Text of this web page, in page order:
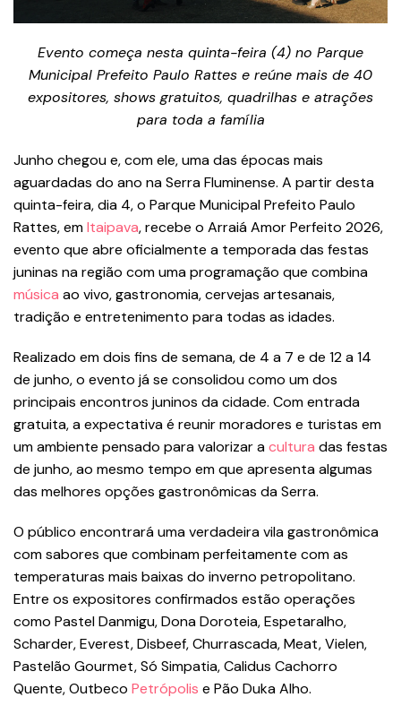
Evento começa nesta quinta-feira (4) no Parque
Municipal Prefeito Paulo Rattes e reúne mais de 40
expositores, shows gratuitos, quadrilhas e atrações
para toda a família
Junho chegou e, com ele, uma das épocas mais
aguardadas do ano na Serra Fluminense. A partir desta
quinta-feira, dia 4, o Parque Municipal Prefeito Paulo
Rattes, emItaipava, recebe o Arraiá Amor Perfeito 2026,
evento que abre oficialmente a temporada das festas
juninas na região com uma programação que combina
música ao vivo, gastronomia, cervejas artesanais,
tradição e entretenimento para todas as idades.
Realizado em dois fins de semana, de 4 a 7 e de 12 a 14
de junho, o evento já se consolidou como um dos
principais encontros juninos da cidade. Com entrada
gratuita, a expectativa é reunir moradores e turistas em
um ambiente pensado para valorizar acultura das festas
de junho, ao mesmo tempo em que apresenta algumas
das melhores opções gastronômicas da Serra.
O público encontrará uma verdadeira vila gastronômica
com sabores que combinam perfeitamente com as
temperaturas mais baixas do inverno petropolitano.
Entre os expositores confirmados estão operações
como Pastel Danmigu, Dona Doroteia, Espetaralho,
Scharder, Everest, Disbeef, Churrascada, Meat, Vielen,
Pastelão Gourmet, Só Simpatia, Calidus Cachorro
Quente, Outbeco Petrópolis e Pão Duka Alho.